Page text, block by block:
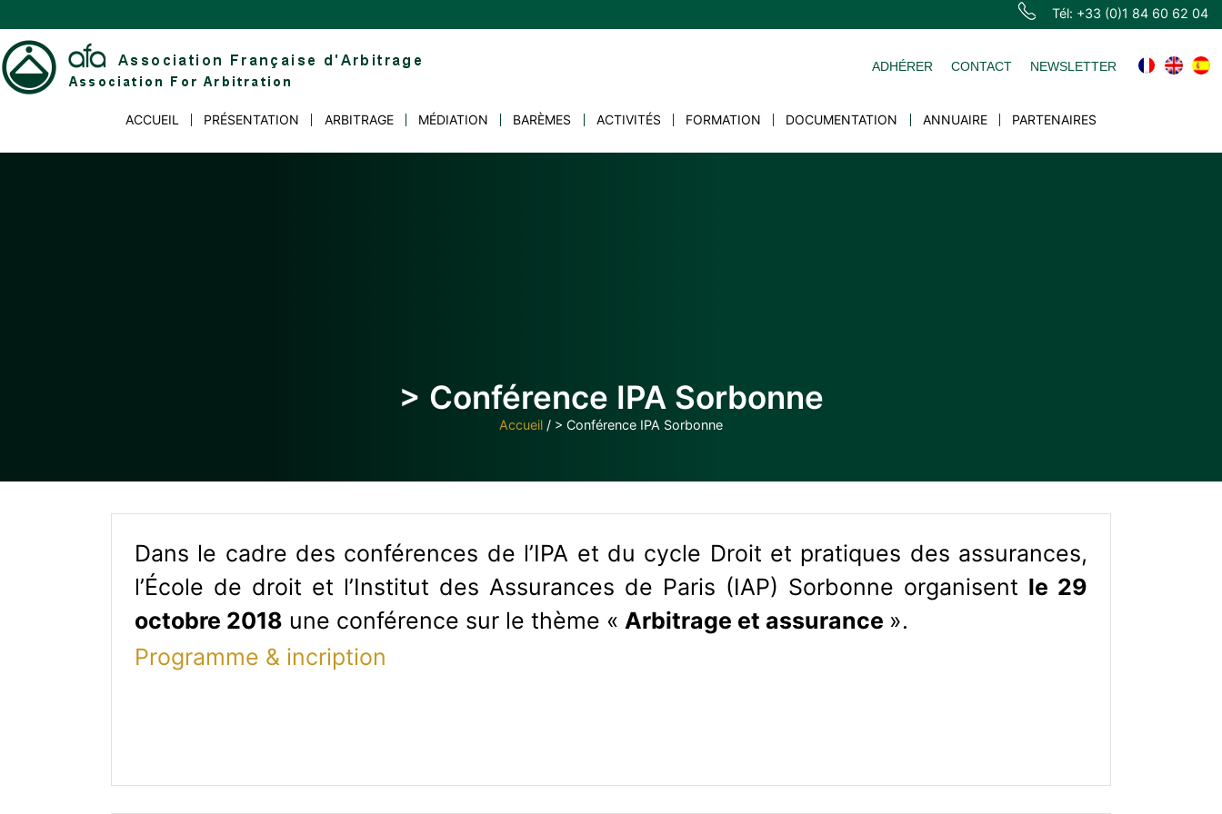
to
content
Tél: +33 (0)1 84 60 62 04
d'Arbitrage
ADHÉRER CONTACT NEWSLETTER
ACCUEIL PRÉSENTATION ARBITRAGE MÉDIATION BARÈMES ACTIVITÉS FORMATION DOCUMENTATION ANNUAIRE PARTENAIRES
> Conférence IPA Sorbonne
Accueil / > Conférence IPA Sorbonne
Dans le cadre des conférences de l’IPA et du cycle Droit et pratiques des assurances,
l’École de droit et l’Institut des Assurances de Paris (IAP) Sorbonne organisent le 29
octobre 2018 une conférence sur le thème « Arbitrage et assurance ».
Programme & incription